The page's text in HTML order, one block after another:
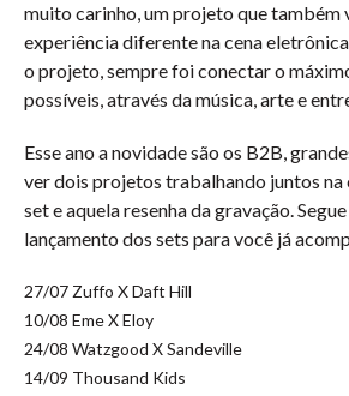
muito carinho, um projeto que também
experiência diferente na cena
o projeto, sempre foi conectar o
possíveis, através da música, arte e
Esse ano a novidade são os B2B,
ver dois projetos trabalhando juntos na
set e aquela resenha da gravação.
lançamento dos sets para você já
27/07 Zuffo X Daft Hill
10/08 Eme X Eloy
24/08 Watzgood X Sandeville
14/09 Thousand Kids